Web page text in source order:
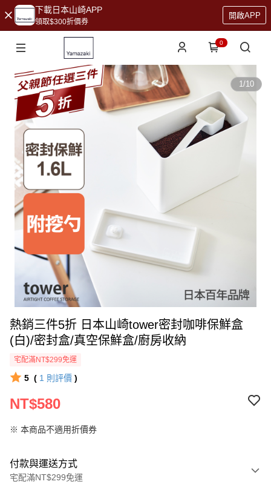
下載日本山崎APP
領取$300折價券
開啟APP
0
1/10
熱銷三件5折 日本山崎tower密封咖啡保鮮盒
(白)/密封盒/真空保鮮盒/廚房收納
宅配滿NT$299免運
5 ( 1 則評價 )
NT$580
※ 本商品不適用折價券
付款與運送方式
宅配滿NT$299免運